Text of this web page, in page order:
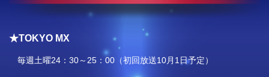
★TOKYO MX
毎週土曜24：30～25：00（初回放送10月1日予定）